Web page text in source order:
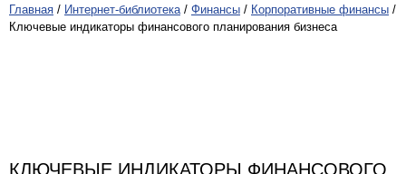
Главная / Интернет-библиотека / Финансы / Корпоративные финансы /
Ключевые индикаторы финансового планирования бизнеса
КЛЮЧЕВЫЕ ИНДИКАТОРЫ ФИНАНСОВОГО